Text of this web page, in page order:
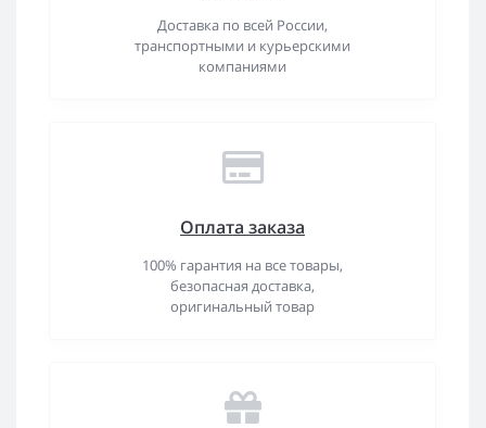
Доставка по всей России,
транспортными и курьерскими
компаниями
Оплата заказа
100% гарантия на все товары,
безопасная доставка,
оригинальный товар